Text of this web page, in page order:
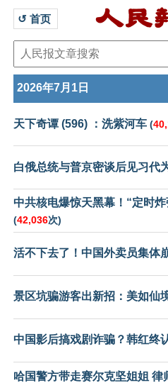
↺ 首页
2026年7月1日
天下奇谭 (596) ：洗紫河车 (
白俄总统与普京密谈后见习代
中共核电爆惊天黑幕！“定时
(42,036次)
活不下去了！中国外卖员集体
景区坑骗游客出新招：美如仙
中国影后搞戏剧诈骗？韩红终
哈国警方带走赛尔克坚姐姐 律